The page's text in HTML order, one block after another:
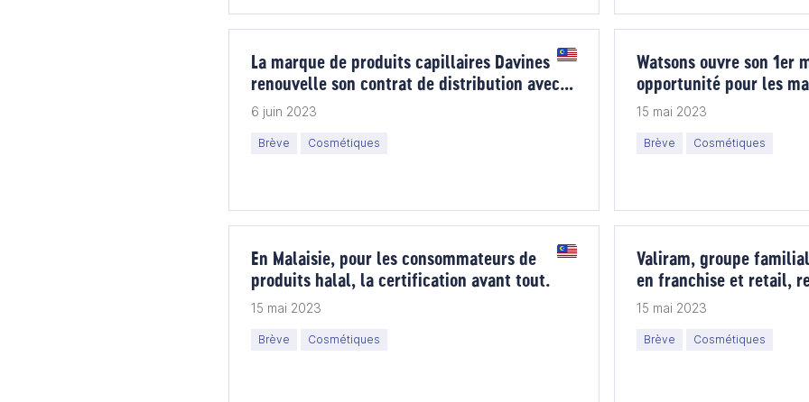
La marque de produits capillaires Davines
renouvelle son contrat de distribution avec
le groupe malaisien EIG.
6 juin 2023
Brève Cosmétiques
Watsons ouvre son 1er
opportunité pour les
beauty et les produits
15 mai 2023
Brève Cosmétiques
En Malaisie, pour les consommateurs de
produits halal, la certification avant tout.
15 mai 2023
Brève Cosmétiques
Valiram, groupe
en franchise et retail,
portefeuille cosmétique
15 mai 2023
Brève Cosmétiques